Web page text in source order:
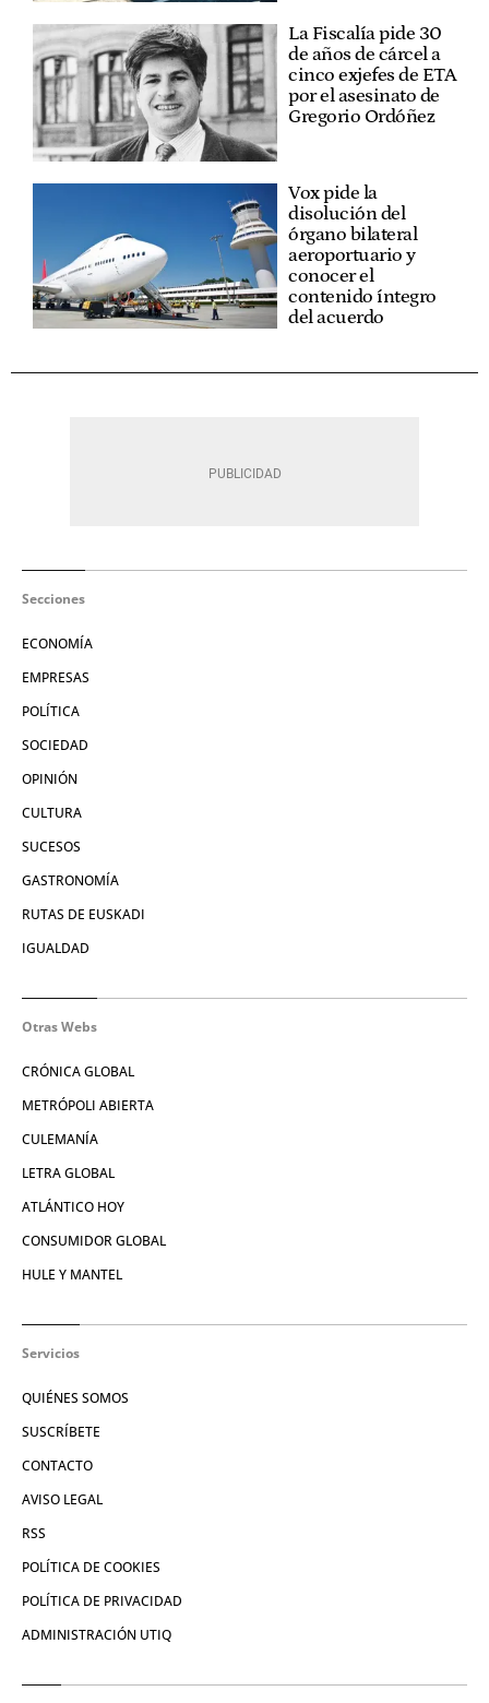
La Fiscalía pide 30
de años de cárcel a
cinco exjefes de ETA
por el asesinato de
Gregorio Ordóñez
Vox pide la
disolución del
órgano bilateral
aeroportuario y
conocer el
contenido íntegro
del acuerdo
Secciones
ECONOMÍA
EMPRESAS
POLÍTICA
SOCIEDAD
OPINIÓN
CULTURA
SUCESOS
GASTRONOMÍA
RUTAS DE EUSKADI
IGUALDAD
Otras Webs
CRÓNICA GLOBAL
METRÓPOLI ABIERTA
CULEMANÍA
LETRA GLOBAL
ATLÁNTICO HOY
CONSUMIDOR GLOBAL
HULE Y MANTEL
Servicios
QUIÉNES SOMOS
SUSCRÍBETE
CONTACTO
AVISO LEGAL
RSS
POLÍTICA DE COOKIES
POLÍTICA DE PRIVACIDAD
ADMINISTRACIÓN UTIQ